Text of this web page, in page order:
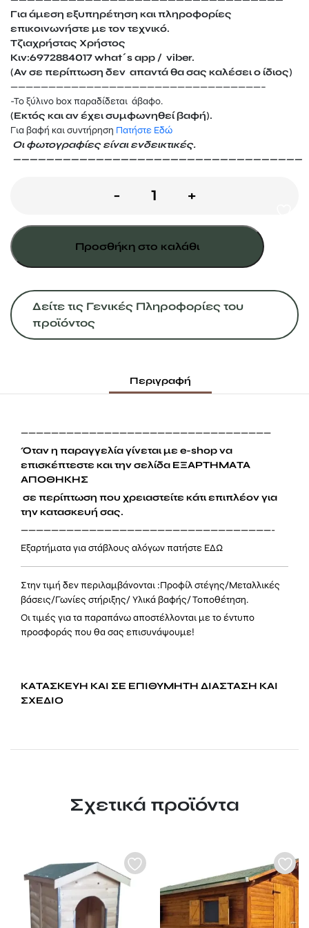
Για άμεση εξυπηρέτηση και πληροφορίες
επικοινωνήστε με τον τεχνικό.
Τζιαχρήστας Χρήστος
Κιν:6972884017 what΄s app / viber.
(Αν σε περίπτωση δεν απαντά θα σας καλέσει ο ίδιος)
—————————————————————————————————–
-Το ξύλινο box παραδίδεται άβαφo.
(Εκτός και αν έχει συμφωνηθεί βαφή).
Για βαφή και συντήρηση Πατήστε Εδώ
Οι φωτογραφίες είναι ενδεικτικές.
———————————————————————————————————
-
Σπιτάκι
300Χ300
"ανοιχτό"
+
Προσθήκη στο καλάθι
Δείτε τις Γενικές Πληροφορίες του
προϊόντος
Περιγραφή
—————————————————————————————————
Όταν η παραγγελία γίνεται με e-shop να
επισκέπτεστε και την σελίδα ΕΞΑΡΤΗΜΑΤΑ
ΑΠΟΘΗΚΗΣ
σε περίπτωση που χρειαστείτε κάτι επιπλέον για
την κατασκευή σας.
—————————————————————————————————-
Εξαρτήματα για στάβλους αλόγων πατήστε ΕΔΩ
Στην τιμή δεν περιλαμβάνονται :Προφίλ στέγης/Μεταλλικές
βάσεις/Γωνίες στήριξης/Υλικά βαφής/ Τοποθέτηση.
Οι τιμές για τα παραπάνω αποστέλλονται με το έντυπο
προσφοράς που θα σας επισυνάψουμε!
ΚΑΤΑΣΚΕΥΗ ΚΑΙ ΣΕ ΕΠΙΘΥΜΗΤΗ ΔΙΑΣΤΑΣΗ ΚΑΙ
ΣΧΕΔΙΟ
Σχετικά προϊόντα